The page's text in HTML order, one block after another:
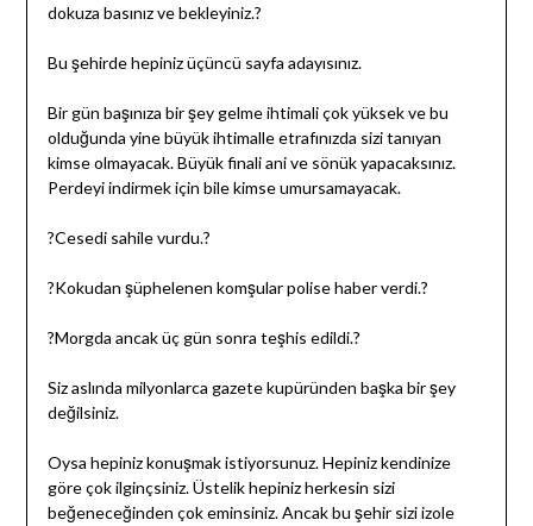
dokuza basınız ve bekleyiniz.?
Bu şehirde hepiniz üçüncü sayfa adayısınız.
Bir gün başınıza bir şey gelme ihtimali çok yüksek ve bu
olduğunda yine büyük ihtimalle etrafınızda sizi tanıyan
kimse olmayacak. Büyük finali ani ve sönük yapacaksınız.
Perdeyi indirmek için bile kimse umursamayacak.
?Cesedi sahile vurdu.?
?Kokudan şüphelenen komşular polise haber verdi.?
?Morgda ancak üç gün sonra teşhis edildi.?
Siz aslında milyonlarca gazete kupüründen başka bir şey
değilsiniz.
Oysa hepiniz konuşmak istiyorsunuz. Hepiniz kendinize
göre çok ilginçsiniz. Üstelik hepiniz herkesin sizi
beğeneceğinden çok eminsiniz. Ancak bu şehir sizi izole